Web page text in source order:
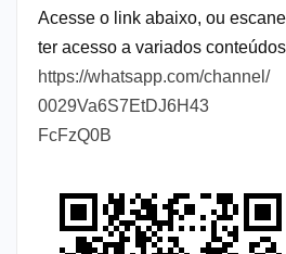
Acesse o link abaixo, ou
ter acesso a variados
https://whatsapp.com/channel/
0029Va6S7EtDJ6H43
FcFzQ0B